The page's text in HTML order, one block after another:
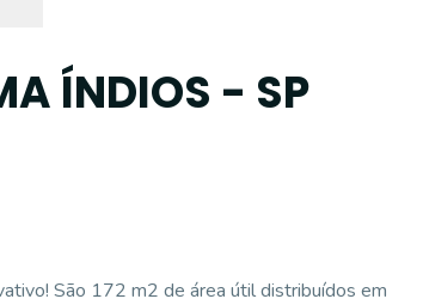
ÍNDIOS - SP
São 172 m2 de área útil distribuídos em